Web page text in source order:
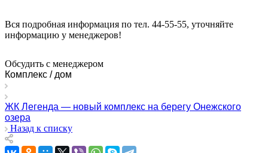
Вся подробная информация по тел. 44-55-55, уточняйте
информацию у менеджеров!
Обсудить с менеджером
Комплекс / дом
ЖК Легенда — новый комплекс на берегу Онежского
озера
Назад к списку